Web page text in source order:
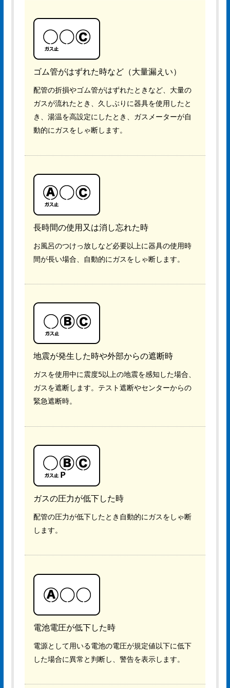
ゴム管がはずれた時など（大量漏えい）
配管の折損やゴム管がはずれたときなど、大量の
ガスが流れたとき、久しぶりに器具を使用したと
き、湯温を高設定にしたとき、ガスメーターが自
動的にガスをしゃ断します。
長時間の使用又は消し忘れた時
お風呂のつけっ放しなど必要以上に器具の使用時
間が長い場合、自動的にガスをしゃ断します。
地震が発生した時や外部からの遮断時
ガスを使用中に震度5以上の地震を感知した場合、
ガスを遮断します。テスト遮断やセンターからの
緊急遮断時。
ガスの圧力が低下した時
配管の圧力が低下したとき自動的にガスをしゃ断
します。
電池電圧が低下した時
電源として用いる電池の電圧が規定値以下に低下
した場合に異常と判断し、警告を表示します。